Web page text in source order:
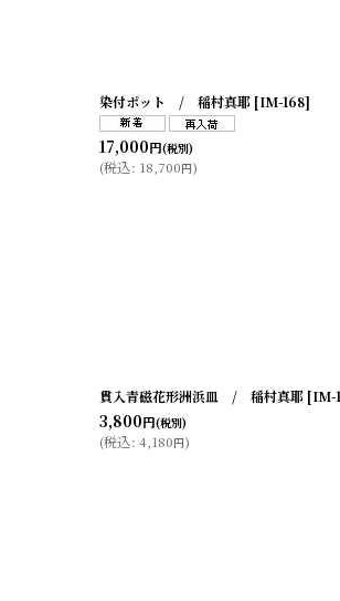
染付ポット / 稲村真耶 [IM-168]
17,000円(税別)
(税込: 18,700円)
貫入青磁花形洲浜皿 / 稲村真耶 [IM-
3,800円(税別)
(税込: 4,180円)